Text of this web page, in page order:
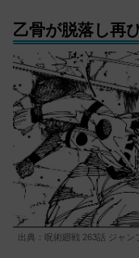
乙骨が脱落し再
出典：呪術廻戦 263話 ジャン